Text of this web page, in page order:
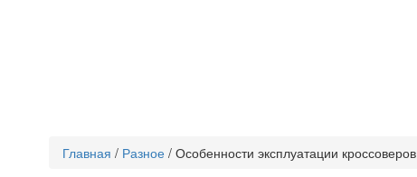
Главная / Разное / Особенности эксплуатации кроссоверов